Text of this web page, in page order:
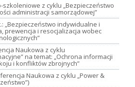
szkoleniowe z cyklu „Bezpieczeństwo
administracji samorządowej”
„Bezpieczeństwo indywidualne i
prewencja i resocjalizacja wobec
Naukowa z cyklu
na temat: „Ochrona informacji
i konfliktów zbrojnych”
Naukowa z cyklu „Power &